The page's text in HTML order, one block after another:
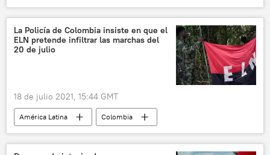
La Policía de Colombia insiste en que el
ELN pretende infiltrar las marchas del
20 de julio
18 de julio 2021, 15:44 GMT
América Latina
Colombia
Paro nacional en Colombia (2021)